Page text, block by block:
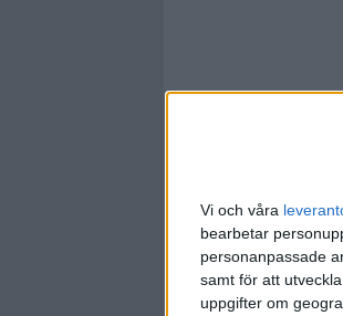
Vi och våra
bearbetar
personanpassade
samt för att
uppgifter om